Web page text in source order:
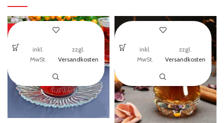
-12%
inkl.
MwSt.
zzgl.
Versandkosten
inkl.
MwSt.
zzgl.
Versandkosten